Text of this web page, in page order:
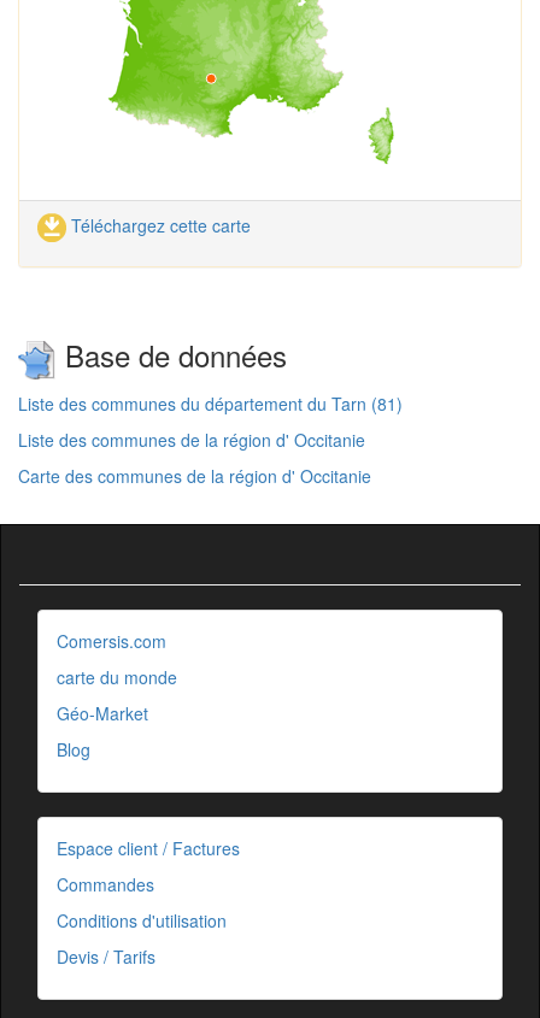
Téléchargez cette carte
Base de données
Liste des communes du département du Tarn (81)
Liste des communes de la région d' Occitanie
Carte des communes de la région d' Occitanie
Comersis.com
carte du monde
Géo-Market
Blog
Espace client / Factures
Commandes
Conditions d'utilisation
Devis / Tarifs